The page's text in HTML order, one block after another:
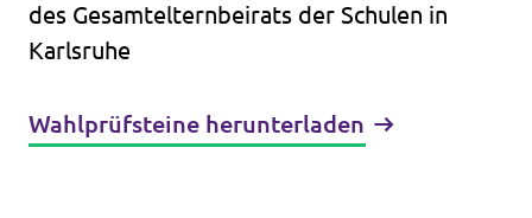
des Gesamtelternbeirats der Schulen in
Karlsruhe
Wahlprüfsteine herunterladen